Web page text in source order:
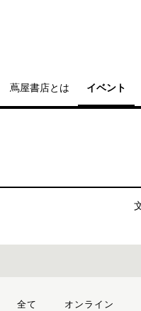
蔦屋書店とは イベント
全て オンライン